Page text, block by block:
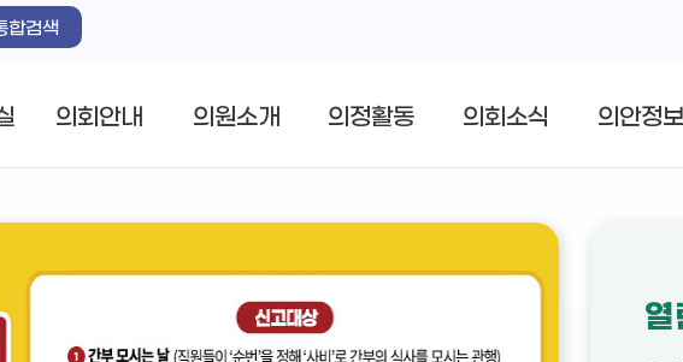
합검색
의회안내 의원소개 의정활동 의회소식 의안정보
열